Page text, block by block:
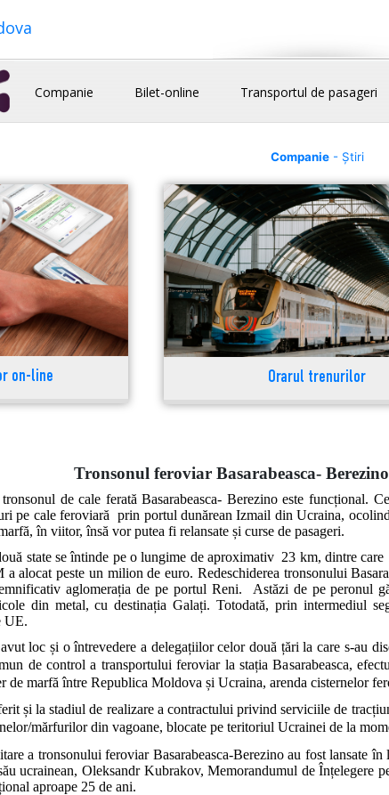
Companie Bilet-online Transportul de pasageri
Companie- Știri
on-line Orarul trenurilor
Tronsonul feroviar Basarabeasca-
de cale ferată Basarabeasca- Berezino este funcțional.
pe cale feroviară prin portul dunărean Izmail din Ucraina,
în viitor, însă vor putea fi relansate și curse de pasageri.
state se întinde pe o lungime de aproximativ 23 km, dintre
alocat peste un milion de euro. Redeschiderea tronsonului
aglomerația de pe portul Reni.
Astăzi de pe peronul
din metal, cu destinația Galați. Totodată, prin intermediul
UE.
loc și o întrevedere a delegațiilor celor două țări la care s-au
de control a transportului feroviar la stația Basarabeasca,
de marfă între Republica Moldova și Ucraina, arenda cisternelor
și la stadiul de realizare a contractului privind serviciile de
mărfurilor din vagoane, blocate pe teritoriul Ucrainei de la
a tronsonului feroviar Basarabeasca-Berezino au fost lansate
ucrainean, Oleksandr Kubrakov, Memorandumul de Înțelegere
aproape 25 de ani.